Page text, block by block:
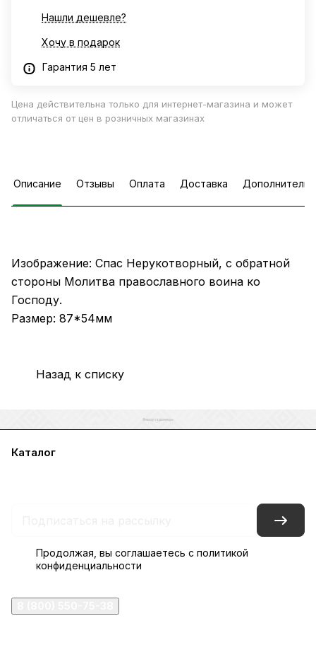
Нашли дешевле?
Хочу в подарок
Гарантия 5 лет
Цена действительна только для интернет-магазина и может
отличаться от цен в розничных магазинах
Описание Отзывы Оплата Доставка
Изображение: Спас Нерукотворный, с обратной
стороны Молитва православного воина ко
Господу.
Размер: 87*54мм
Назад к списку
Каталог
Продолжая, вы соглашаетесь с политикой
конфиденциальности